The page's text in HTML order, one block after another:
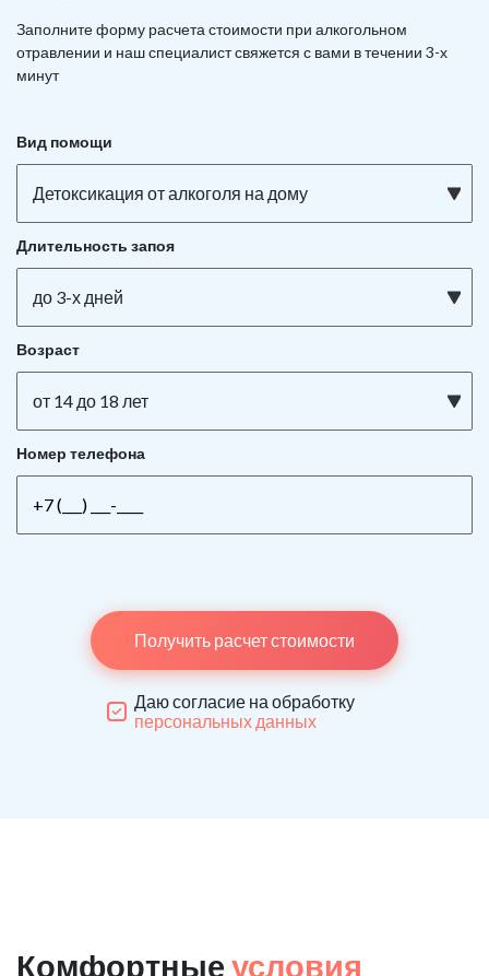
Заполните форму расчета стоимости при алкогольном
отравлении и наш специалист свяжется с вами в течении 3-х
минут
Вид помощи
Детоксикация от алкоголя на дому
Длительность запоя
до 3-х дней
Возраст
от 14 до 18 лет
Номер телефона
Получить расчет стоимости
Даю согласие на обработку
персональных данных
Комфортные условия